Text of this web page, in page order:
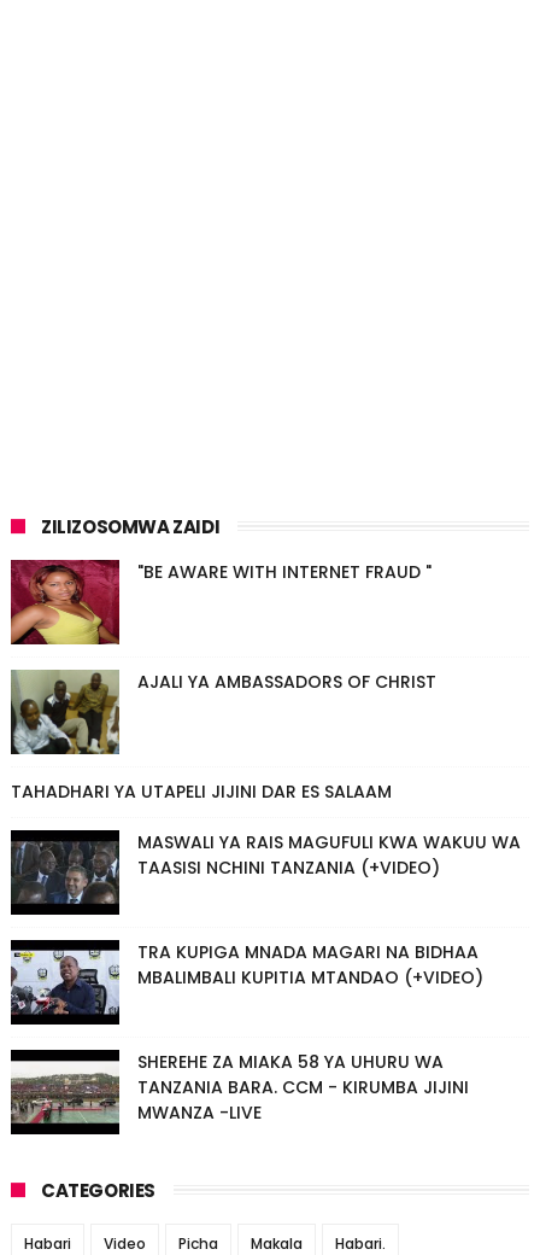
ZILIZOSOMWA ZAIDI
"BE AWARE WITH INTERNET FRAUD "
AJALI YA AMBASSADORS OF CHRIST
TAHADHARI YA UTAPELI JIJINI DAR ES SALAAM
MASWALI YA RAIS MAGUFULI KWA WAKUU WA
TAASISI NCHINI TANZANIA (+VIDEO)
TRA KUPIGA MNADA MAGARI NA BIDHAA
MBALIMBALI KUPITIA MTANDAO (+VIDEO)
SHEREHE ZA MIAKA 58 YA UHURU WA
TANZANIA BARA. CCM - KIRUMBA JIJINI
MWANZA -LIVE
CATEGORIES
Habari Video Picha Makala Habari.